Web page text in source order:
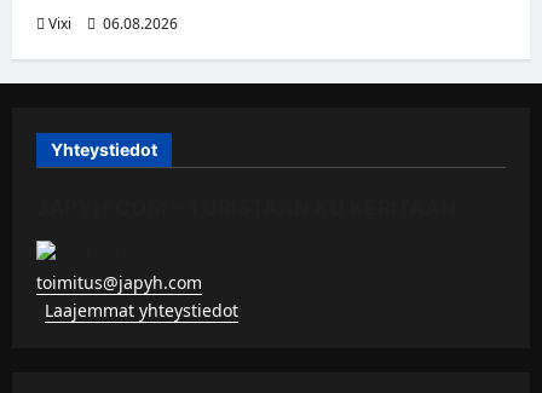
Vixi 06.08.2026
Yhteystiedot
toimitus@japyh.com
Laajemmat yhteystiedot